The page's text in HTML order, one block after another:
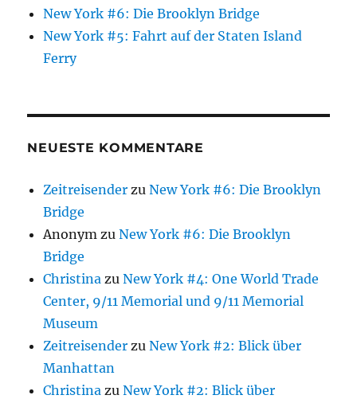
New York #6: Die Brooklyn Bridge
New York #5: Fahrt auf der Staten Island
Ferry
NEUESTE KOMMENTARE
Zeitreisender zuNew York #6: Die Brooklyn
Bridge
Anonym zuNew York #6: Die Brooklyn
Bridge
Christina zuNew York #4: One World Trade
Center, 9/11 Memorial und 9/11 Memorial
Museum
Zeitreisender zuNew York #2: Blick über
Manhattan
Christina zuNew York #2: Blick über